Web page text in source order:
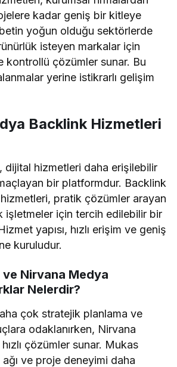
kadar geniş bir kitleye
yoğun olduğu sektörlerde
isteyen markalar için
kontrollü çözümler sunar. Bu
yerine istikrarlı gelişim
Backlink Hizmetleri
, dijital hizmetleri daha erişilebilir
bir platformdur. Backlink
hizmetleri, pratik çözümler arayan
işletmeler için tercih edilebilir bir
yapısı, hızlı erişim ve geniş
kuruludur.
Nirvana Medya
Nelerdir?
çok stratejik planlama ve
odaklanırken, Nirvana
çözümler sunar. Mukas
ağı ve proje deneyimi daha